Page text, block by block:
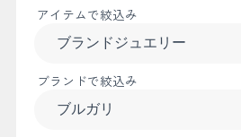
アイテムで絞込み
ブランドで絞込み